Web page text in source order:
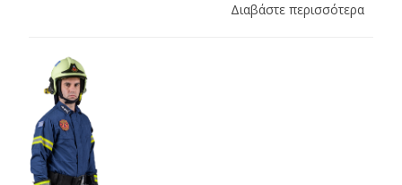
Διαβάστε περισσότερα